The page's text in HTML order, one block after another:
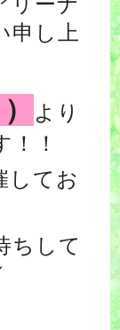
申し上
より
！
してお
ちして